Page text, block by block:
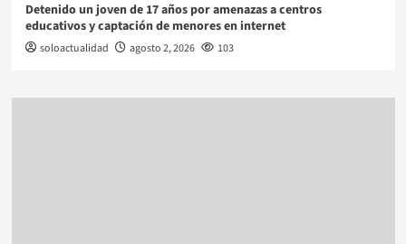
Detenido un joven de 17 años por amenazas a centros
educativos y captación de menores en internet
soloactualidad agosto 2, 2026 103